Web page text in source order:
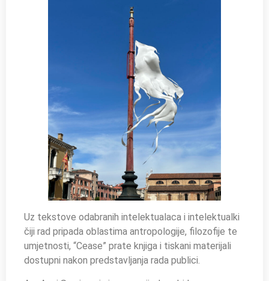
Uz tekstove odabranih intelektualaca i intelektualki
čiji rad pripada oblastima antropologije, filozofije te
umjetnosti, “Cease” prate knjiga i tiskani materijali
dostupni nakon predstavljanja rada publici.